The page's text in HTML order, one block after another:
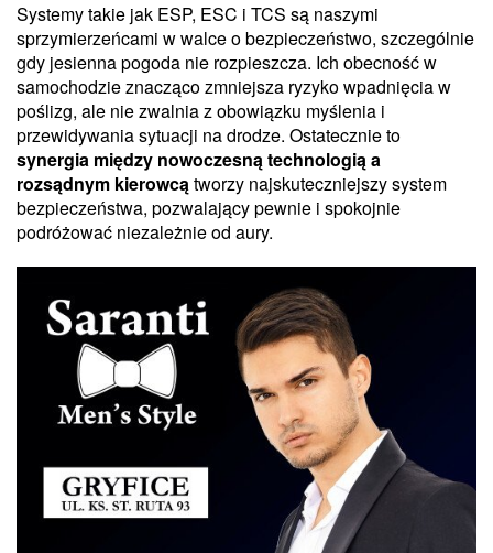
Systemy takie jak ESP, ESC i TCS są naszymi
sprzymierzeńcami w walce o bezpieczeństwo, szczególnie
gdy jesienna pogoda nie rozpieszcza. Ich obecność w
samochodzie znacząco zmniejsza ryzyko wpadnięcia w
poślizg, ale nie zwalnia z obowiązku myślenia i
przewidywania sytuacji na drodze. Ostatecznie to
synergia między nowoczesną technologią a
rozsądnym kierowcątworzy najskuteczniejszy system
bezpieczeństwa, pozwalający pewnie i spokojnie
podróżować niezależnie od aury.